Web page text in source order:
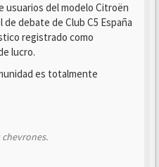
usuarios del modelo Citroën
debate de Club C5 España
registrado como
lucro.
es totalmente